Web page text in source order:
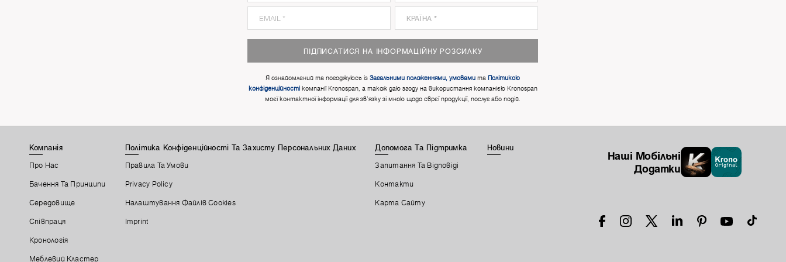
ПІДПИСАТИСЯ НА ІНФОРМАЦІЙНУ РОЗСИЛКУ
Я ознайомлений та погоджуюсь ізЗагальними положеннями, умовами та Політикою
конфіденційностікомпанії Kronospan, а також даю згоду на використання компанією Kronospan
моєї контактної інформації для зв'язку зі мною щодо сврєї продукції, послуг або подій.
Компанія
Про Нас
Бачення Та Принципи
Середовище
Співпраця
Кронологія
Меблевий Кластер
Політика Конфіденційності Та Захисту Персональних Даних
Правила Та Умови
Privacy Policy
Налаштування Файлів Cookies
Imprint
Допомога Та Підтримка
Запитання Та Відповіді
Контакти
Карта Сайту
Новини
Наші Мобільні
Додатки